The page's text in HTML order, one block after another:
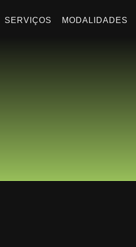
SERVIÇOS MODALIDADES